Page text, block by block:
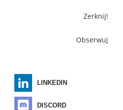
Zerknij!
Obserwuj
LINKEDIN
DISCORD